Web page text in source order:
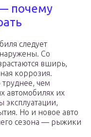
почему
следует
Со
вширь,
коррозия.
труднее, чем
автомобилях их
эксплуатации,
Но и новое авто
сезона — рыжики